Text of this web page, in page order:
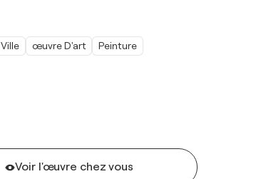
Voir l'œuvre chez vous
Ville œuvre D'art Peinture